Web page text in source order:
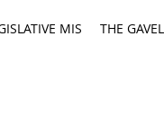
MIS THE GAVEL